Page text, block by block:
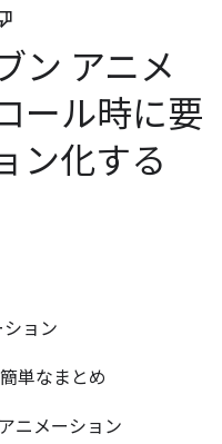
ン アニメ
ール時に要
ン化する
ョン
単なまとめ
ニメーション